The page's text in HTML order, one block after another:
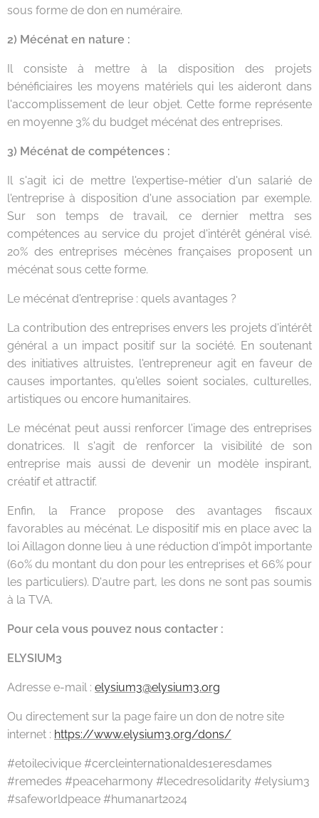
sous forme de don en numéraire.
2) Mécénat en nature :
Il consiste à mettre à la disposition des projets
bénéficiaires les moyens matériels qui les aideront dans
l'accomplissement de leur objet. Cette forme représente
en moyenne 3% du budget mécénat des entreprises.
3) Mécénat de compétences :
Il s'agit ici de mettre l'expertise-métier d'un salarié de
l'entreprise à disposition d'une association par exemple.
Sur son temps de travail, ce dernier mettra ses
compétences au service du projet d'intérêt général visé.
20% des entreprises mécènes françaises proposent un
mécénat sous cette forme.
Le mécénat d'entreprise : quels avantages ?
La contribution des entreprises envers les projets d'intérêt
général a un impact positif sur la société. En soutenant
des initiatives altruistes, l'entrepreneur agit en faveur de
causes importantes, qu'elles soient sociales, culturelles,
artistiques ou encore humanitaires.
Le mécénat peut aussi renforcer l'image des entreprises
donatrices. Il s'agit de renforcer la visibilité de son
entreprise mais aussi de devenir un modèle inspirant,
créatif et attractif.
Enfin, la France propose des avantages fiscaux
favorables au mécénat. Le dispositif mis en place avec la
loi Aillagon donne lieu à une réduction d'impôt importante
(60% du montant du don pour les entreprises et 66% pour
les particuliers). D'autre part, les dons ne sont pas soumis
à la TVA.
Pour cela vous pouvez nous contacter :
ELYSIUM3
Adresse e-mail : elysium3@elysium3.org
Ou directement sur la page faire un don de notre site
internet : https://www.elysium3.org/dons/
#etoilecivique #cercleinternationaldes1eresdames
#remedes #peaceharmony #lecedresolidarity #elysium3
#safeworldpeace #humanart2024